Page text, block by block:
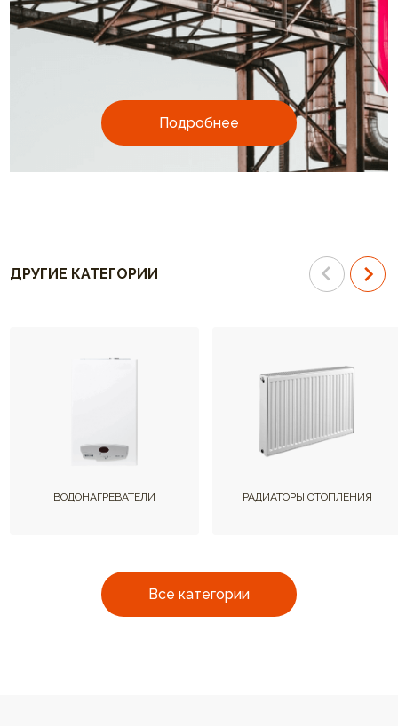
Подробнее
ДРУГИЕ КАТЕГОРИИ
Все категории
ВОДОНАГРЕВАТЕЛИ РАДИАТОРЫ ОТОПЛЕНИЯ